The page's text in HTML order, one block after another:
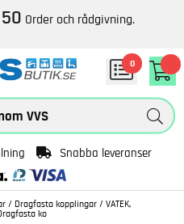
Order och rådgivning.
0
Snabba leveranser
/ Dragfasta kopplingar / VATEK,
ko